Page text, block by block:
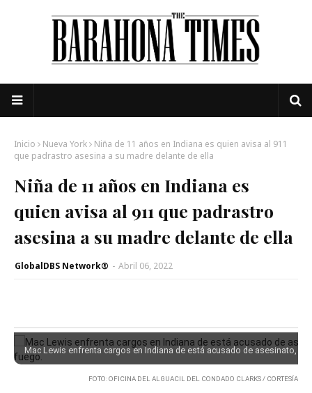
Inicio Nueva York
Niña de 11 años en Indiana es quien avisa al 911
que padrastro asesina a su madre delante de ella
Niña de 11 años en Indiana es
quien avisa al 911 que padrastro
asesina a su madre delante de ella
GlobalDBS Network® - Abril 06, 2022
Mac Lewis enfrenta cargos en Indiana de está acusado de asesinato,
FOTO: OFICINA DEL ALGUACIL DEL CONDADO CLARKS / CORTESÍA